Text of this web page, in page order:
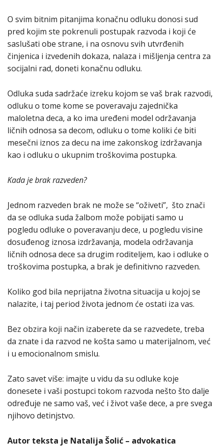
O svim bitnim pitanjima konačnu odluku donosi sud
pred kojim ste pokrenuli postupak razvoda i koji će
saslušati obe strane, i na osnovu svih utvrđenih
činjenica i izvedenih dokaza, nalaza i mišljenja centra za
socijalni rad, doneti konačnu odluku.
Odluka suda sadržaće izreku kojom se vaš brak razvodi,
odluku o tome kome se poveravaju zajednička
maloletna deca, a ko ima uređeni model održavanja
ličnih odnosa sa decom, odluku o tome koliki će biti
mesečni iznos za decu na ime zakonskog izdržavanja
kao i odluku o ukupnim troškovima postupka.
Kada je brak razveden?
Jednom razveden brak ne može se “oživeti”, što znači
da se odluka suda žalbom može pobijati samo u
pogledu odluke o poveravanju dece, u pogledu visine
dosuđenog iznosa izdržavanja, modela održavanja
ličnih odnosa dece sa drugim roditeljem, kao i odluke o
troškovima postupka, a brak je definitivno razveden.
Koliko god bila neprijatna životna situacija u kojoj se
nalazite, i taj period života jednom će ostati iza vas.
Bez obzira koji način izaberete da se razvedete, treba
da znate i da razvod ne košta samo u materijalnom, već
i u emocionalnom smislu.
Zato savet više: imajte u vidu da su odluke koje
donesete i vaši postupci tokom razvoda nešto što dalje
određuje ne samo vaš, već i život vaše dece, a pre svega
njihovo detinjstvo.
Autor teksta je Natalija Šolić – advokatica